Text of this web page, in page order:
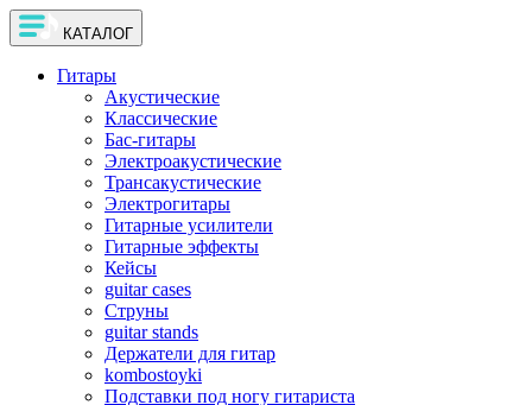
КАТАЛОГ
Гитары
Акустические
Классические
Бас-гитары
Электроакустические
Трансакустические
Электрогитары
Гитарные усилители
Гитарные эффекты
Кейсы
guitar cases
Струны
guitar stands
Держатели для гитар
kombostoyki
Подставки под ногу гитариста